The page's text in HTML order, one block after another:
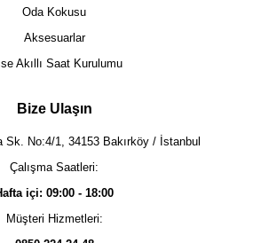
Oda Kokusu
Aksesuarlar
Akıllı Saat Kurulumu
Bize Ulaşın
Sk. No:4/1, 34153 Bakırköy / İstanbul
Çalışma Saatleri:
içi: 09:00 - 18:00
Müşteri Hizmetleri: